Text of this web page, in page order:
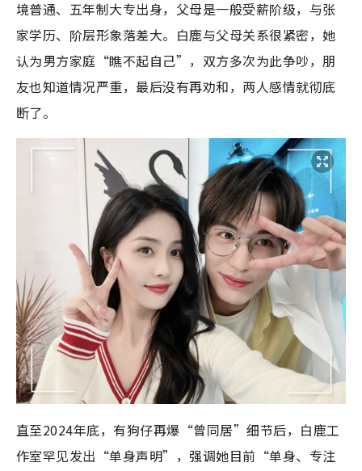
境普通、五年制大专出身，父母是一般受薪阶级，与张
家学历、阶层形象落差大。白鹿与父母关系很紧密，她
认为男方家庭“瞧不起自己”，双方多次为此争吵，朋
友也知道情况严重，最后没有再劝和，两人感情就彻底
断了。
直至2024年底，有狗仔再爆“曾同居”细节后，白鹿工
作室罕见发出“单身声明”，强调她目前“单身、专注